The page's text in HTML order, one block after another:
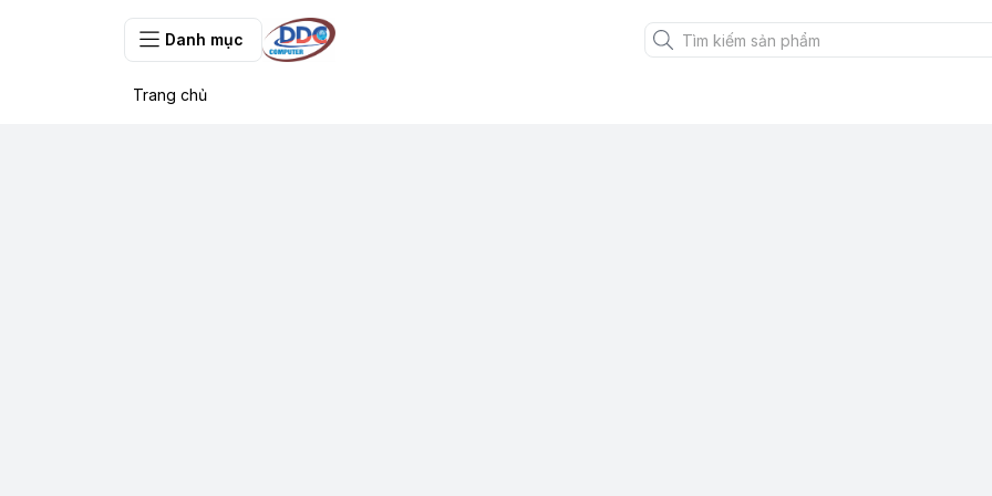
Danh mục
Trang chủ